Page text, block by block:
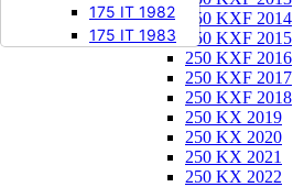
175 IT 1982
175 IT 1983
250 KXF 2014
250 KXF 2015
250 KXF 2016
250 KXF 2017
250 KXF 2018
250 KX 2019
250 KX 2020
250 KX 2021
250 KX 2022